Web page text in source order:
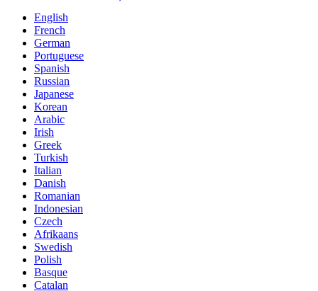
English
French
German
Portuguese
Spanish
Russian
Japanese
Korean
Arabic
Irish
Greek
Turkish
Italian
Danish
Romanian
Indonesian
Czech
Afrikaans
Swedish
Polish
Basque
Catalan